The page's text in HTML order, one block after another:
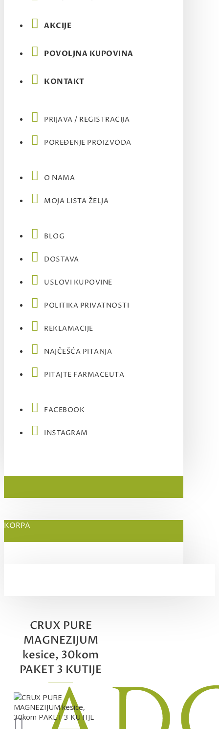
AKCIJE
POVOLJNA KUPOVINA
KONTAKT
PRIJAVA / REGISTRACIJA
POREĐENJE PROIZVODA
O NAMA
MOJA LISTA ŽELJA
BLOG
DOSTAVA
USLOVI KUPOVINE
POLITIKA PRIVATNOSTI
REKLAMACIJE
NAJČEŠĆA PITANJA
PITAJTE FARMACEUTA
FACEBOOK
INSTAGRAM
KORPA
CRUX PURE
MAGNEZIJUM
kesice, 30kom
PAKET 3 KUTIJE